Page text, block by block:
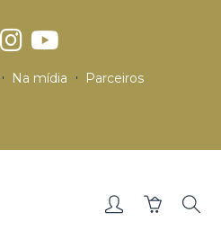
Na mídia Parceiros